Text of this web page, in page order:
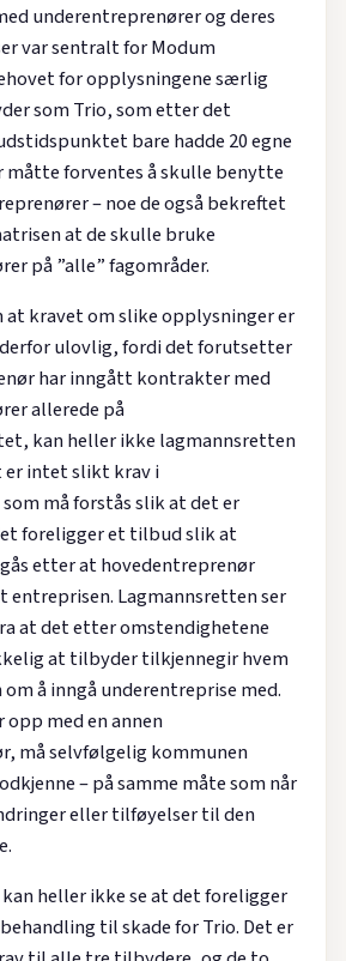
underentreprenører og deres
var sentralt for Modum
for opplysningene særlig
som Trio, som etter det
bare hadde 20 egne
måtte forventes å skulle benytte
– noe de også bekreftet
at de skulle bruke
på ”alle” fagområder.
at kravet om slike opplysninger er
ulovlig, fordi det forutsetter
har inngått kontrakter med
allerede på
kan heller ikke lagmannsretten
er intet slikt krav i
må forstås slik at det er
foreligger et tilbud slik at
etter at hovedentreprenør
Lagmannsretten ser
at det etter omstendighetene
at tilbyder tilkjennegir hvem
å inngå underentreprise med.
opp med en annen
må selvfølgelig kommunen
– på samme måte som når
eller tilføyelser til den
heller ikke se at det foreligger
til skade for Trio. Det er